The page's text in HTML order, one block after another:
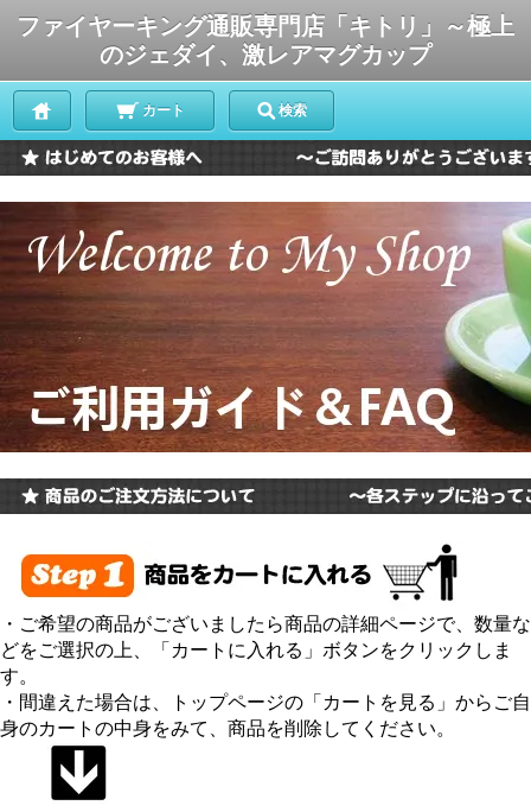
ファイヤーキング通販専門店「キトリ」～極上
のジェダイ、激レアマグカップ
カート 検索
・ご希望の商品がございましたら商品の詳細ページで、数量な
どをご選択の上、「カートに入れる」ボタンをクリックしま
す。
・間違えた場合は、トップページの「カートを見る」からご自
身のカートの中身をみて、商品を削除してください。